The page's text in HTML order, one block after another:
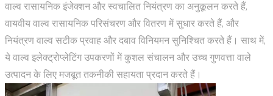
वाल्व रासायनिक इंजेक्शन और स्वचालित नियंत्रण का अनुकूलन करते हैं,
वायवीय वाल्व रासायनिक परिसंचरण और वितरण में सुधार करते हैं, और
नियंत्रण वाल्व सटीक प्रवाह और दबाव विनियमन सुनिश्चित करते हैं। साथ में,
ये वाल्व इलेक्ट्रोप्लेटिंग उपकरणों में कुशल संचालन और उच्च गुणवत्ता वाले
उत्पादन के लिए मजबूत तकनीकी सहायता प्रदान करते हैं।